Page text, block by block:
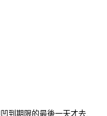
到期限的最後一天才去,